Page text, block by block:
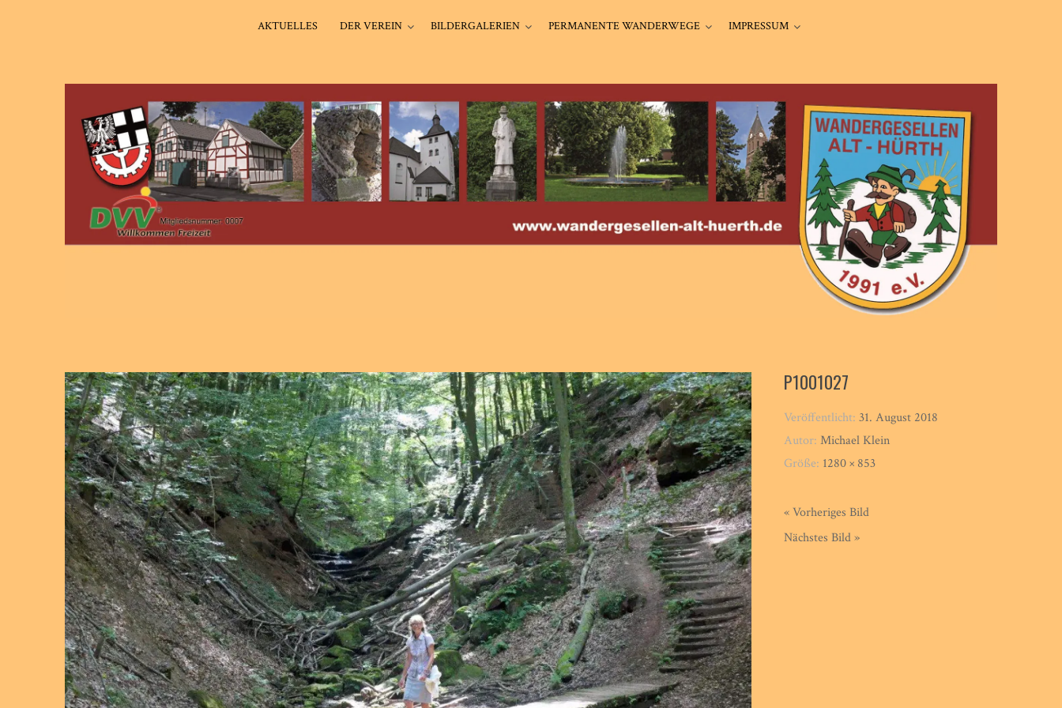
AKTUELLES DER VEREIN BILDERGALERIEN PERMANENTE WANDERWEGE IMPRESSUM
P1001027
Veröffentlicht:31. August 2018
Autor:Michael Klein
Größe: 1280 × 853
« Vorheriges Bild
Nächstes Bild »